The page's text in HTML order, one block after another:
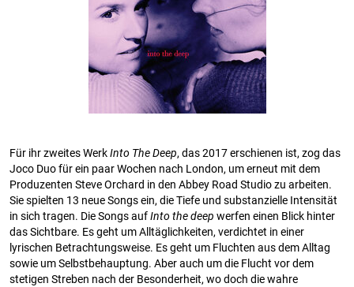
Für ihr zweites WerkInto The Deep, das 2017 erschienen ist, zog das
Joco Duo für ein paar Wochen nach London, um erneut mit dem
Produzenten Steve Orchard in den Abbey Road Studio zu arbeiten.
Sie spielten 13 neue Songs ein, die Tiefe und substanzielle Intensität
in sich tragen. Die Songs aufInto the deep werfen einen Blick hinter
das Sichtbare. Es geht um Alltäglichkeiten, verdichtet in einer
lyrischen Betrachtungsweise. Es geht um Fluchten aus dem Alltag
sowie um Selbstbehauptung. Aber auch um die Flucht vor dem
stetigen Streben nach der Besonderheit, wo doch die wahre